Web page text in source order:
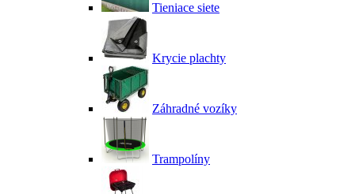
Tieniace siete
Krycie plachty
Záhradné vozíky
Trampolíny